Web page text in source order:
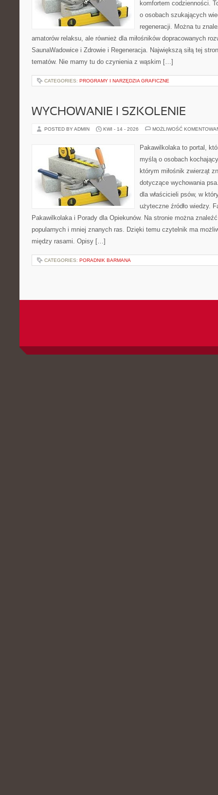
komfortem codzienności.
o osobach szukających
regeneracji. Można tu
amatorów relaksu, ale również dla miłośników dopracowanych
SaunaWadowice i Zdrowie i Regeneracja. Największą siłą tej
tematów. Nie mamy tu do czynienia z wąskim […]
CATEGORIES: PROGRAMY I NARZĘDZIA GRAFICZNE
WYCHOWANIE I SZKOLENIE
POSTED BY ADMIN KWI - 14 - 2026 MOŻLIWOŚĆ
Pakawilkolaka to portal,
myślą o osobach
którym miłośnik zwierząt
dotyczące wychowania
dla właścicieli psów, w
użyteczne źródło wiedzy.
Pakawilkolaka i Porady dla Opiekunów. Na stronie można
popularnych i mniej znanych ras. Dzięki temu czytelnik ma
między rasami. Opisy […]
CATEGORIES: PORADNIK BARMANA